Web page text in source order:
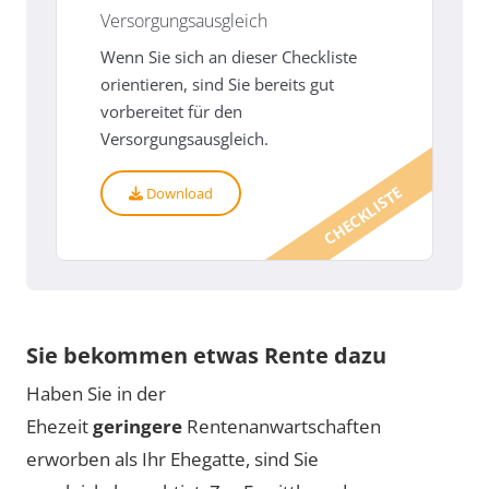
CHECKLISTE
Versorgungsausgleich
Wenn Sie sich an dieser Checkliste
orientieren, sind Sie bereits gut
vorbereitet für den
Versorgungsausgleich.
Download
Sie bekommen etwas Rente dazu
Haben Sie in der
Ehezeitgeringere Rentenanwartschaften
erworben als Ihr Ehegatte, sind Sie